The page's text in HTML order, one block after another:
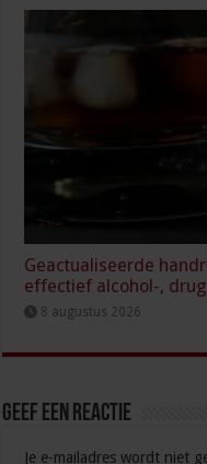
Geactualiseerde
effectief alcohol-,
8 augustus 2026
Geef een reactie
Je e-mailadres wordt niet